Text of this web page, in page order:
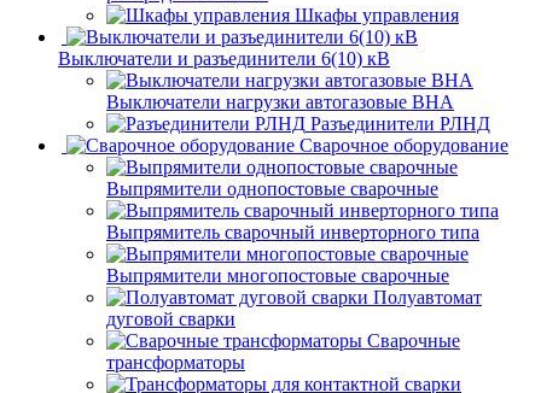
Шкафы управления
Выключатели и разъединители 6(10) кВ
Выключатели нагрузки автогазовые ВНА
Разъединители РЛНД
Сварочное оборудование
Выпрямители однопостовые сварочные
Выпрямитель сварочный инверторного типа
Выпрямители многопостовые сварочные
Полуавтомат
дуговой сварки
Сварочные
трансформаторы